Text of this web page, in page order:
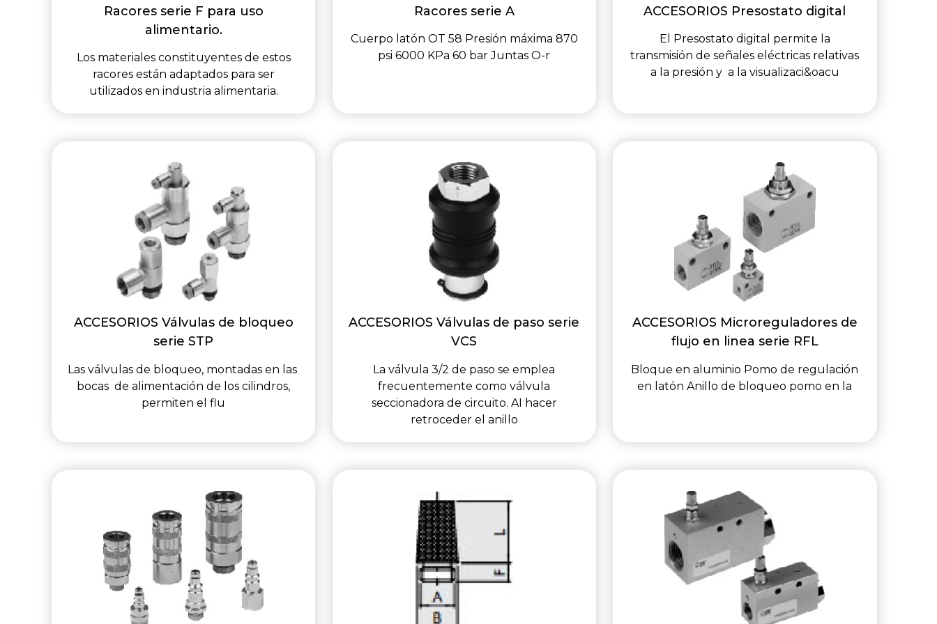
Racores serie F para uso
alimentario.
Los materiales constituyentes de estos
racores están adaptados para ser
utilizados en industria alimentaria.
Racores serie A
Cuerpo latón OT 58 Presión máxima 870
psi 6000 KPa 60 bar Juntas O-r
ACCESORIOS Presostato digital
El Presostato digital permite la
transmisión de señales eléctricas relativas
a la presión y a la visualizaci&oacu
ACCESORIOS Válvulas de bloqueo
serie STP
Las válvulas de bloqueo, montadas en las
bocas de alimentación de los cilindros,
permiten el flu
ACCESORIOS Válvulas de paso serie
VCS
La válvula 3/2 de paso se emplea
frecuentemente como válvula
seccionadora de circuito. AI hacer
retroceder el anillo
ACCESORIOS Microreguladores de
flujo en linea serie RFL
Bloque en aluminio Pomo de regulación
en latón Anillo de bloqueo pomo en la